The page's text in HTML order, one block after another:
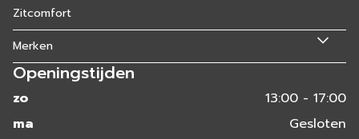
Zitcomfort
Merken
Openingstijden
zo
13:00 - 17:00
ma
Gesloten